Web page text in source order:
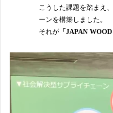
こうした課題を踏まえ
ーンを構築しました。
それが 「JAPAN